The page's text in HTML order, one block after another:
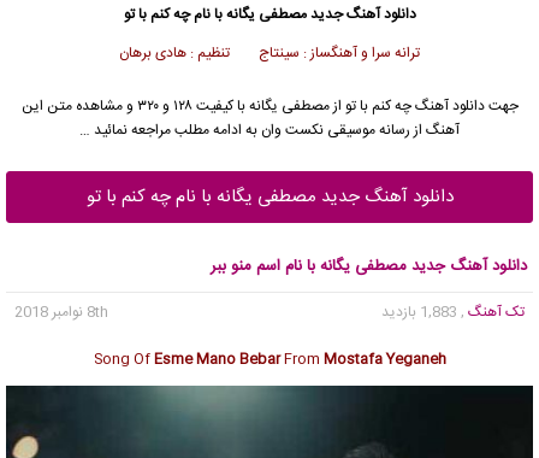
دانلود آهنگ جدیدمصطفی یگانه با نام چه کنم با تو
ترانه سرا و آهنگساز : سینتاج تنظیم : هادی برهان
جهت دانلود آهنگ چه کنم با تو از مصطفی یگانه با کیفیت ۱۲۸ و ۳۲۰ و مشاهده متن این
آهنگ از رسانه موسیقی نکست وان به ادامه مطلب مراجعه نمائید …
دانلود آهنگ جدید مصطفی یگانه با نام چه کنم با تو
دانلود آهنگ جدید مصطفی یگانه با نام اسم منو ببر
تک آهنگ , 1,883 بازدید
8th نوامبر 2018
Song OfEsme Mano BebarFrom Mostafa Yeganeh